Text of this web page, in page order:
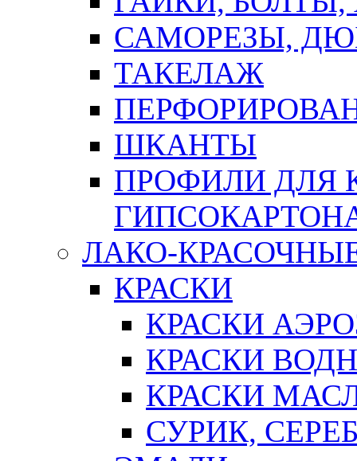
САМОРЕЗЫ,
ТАКЕЛАЖ
ШКАНТЫ
ПРОФИЛИ ДЛЯ
ЛАКО-
КРАСКИ
КРАСКИ
КРАСКИ
КРАСКИ
СУРИК,